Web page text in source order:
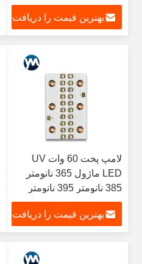
SMD ماوراء بنفش
بهترین قیمت را دریافت
لامپ پخت 60 وات UV
LED ماژول 365 نانومتر
385 نانومتر 395 نانومتر
تراشه پرقدرت 405
نانومتری
بهترین قیمت را دریافت